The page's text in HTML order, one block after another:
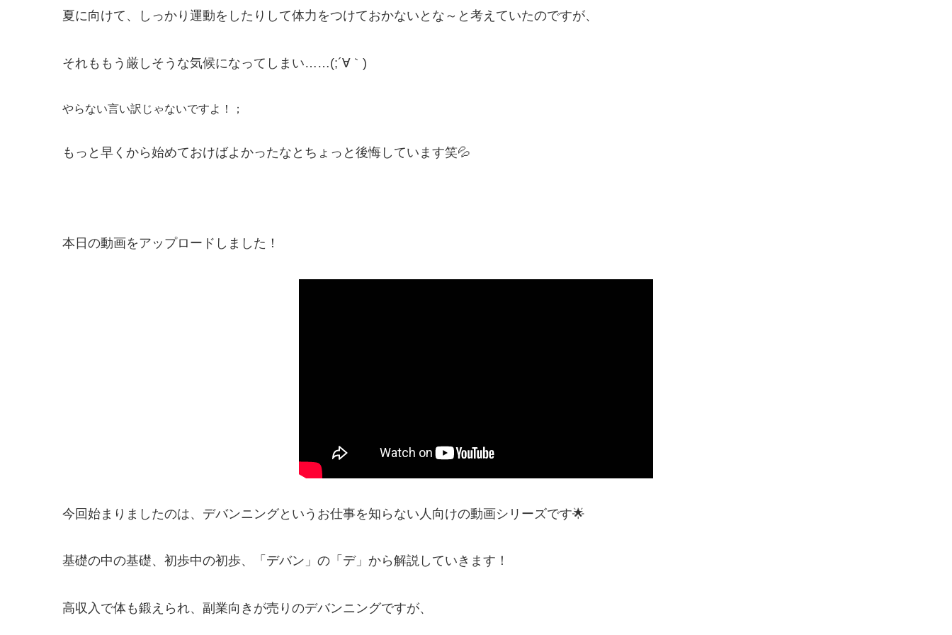
夏に向けて、しっかり運動をしたりして体力をつけておかないとな～と考えていたのですが、
それももう厳しそうな気候になってしまい……(;´∀｀)
やらない言い訳じゃないですよ！；
もっと早くから始めておけばよかったなとちょっと後悔しています笑💦
本日の動画をアップロードしました！
今回始まりましたのは、デバンニングというお仕事を知らない人向けの動画シリーズです🌟
基礎の中の基礎、初歩中の初歩、「デバン」の「デ」から解説していきます！
高収入で体も鍛えられ、副業向きが売りのデバンニングですが、